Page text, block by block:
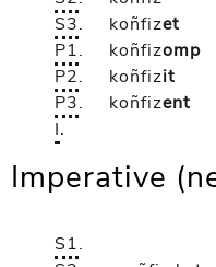
S3. koñfizet
P1. koñfizomp
P2. koñfizit
P3. koñfizent
I.
Imperative
S1.